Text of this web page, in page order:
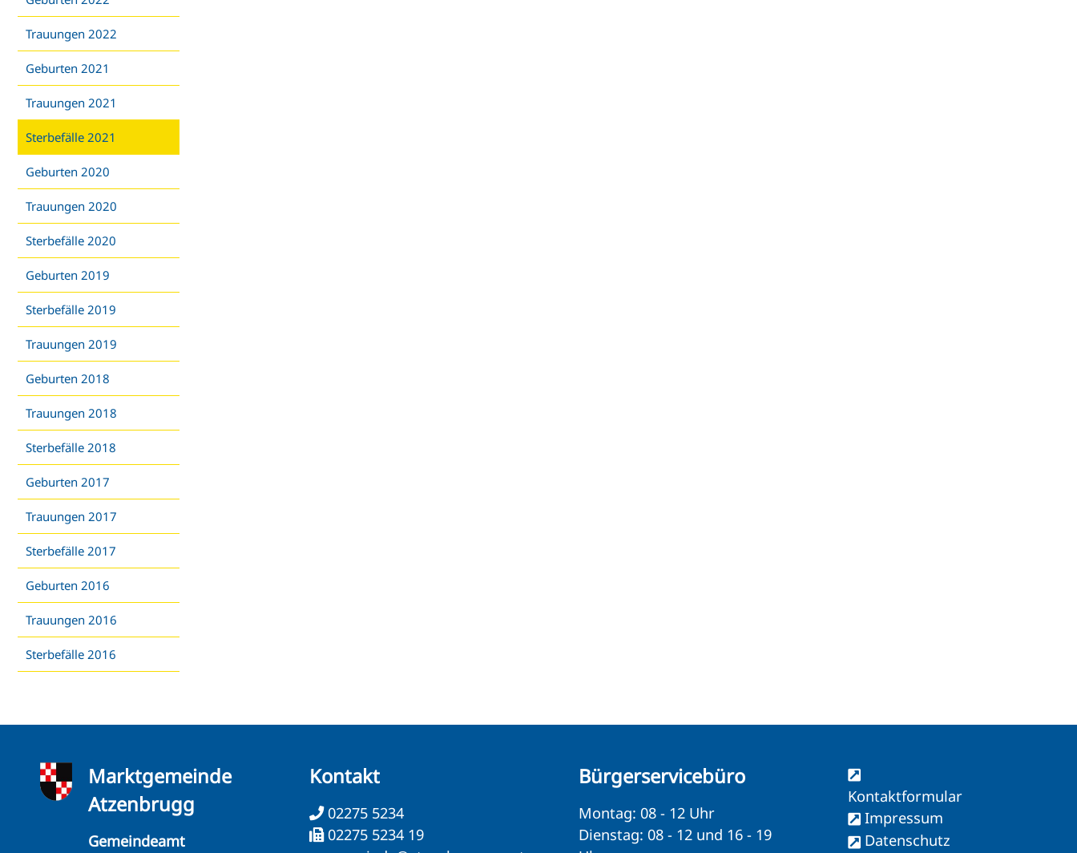
Trauungen 2022
Geburten 2021
Trauungen 2021
Sterbefälle 2021
Geburten 2020
Trauungen 2020
Sterbefälle 2020
Geburten 2019
Sterbefälle 2019
Trauungen 2019
Geburten 2018
Trauungen 2018
Sterbefälle 2018
Geburten 2017
Trauungen 2017
Sterbefälle 2017
Geburten 2016
Trauungen 2016
Sterbefälle 2016
Marktgemeinde
Atzenbrugg
Gemeindeamt
Kontakt
02275 5234
02275 5234 19
Bürgerservicebüro
Montag: 08 - 12 Uhr
Dienstag: 08 - 12 und 16 - 19
Kontaktformular
Impressum
Datenschutz